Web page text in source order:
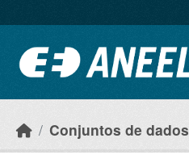
Conjuntos de dados